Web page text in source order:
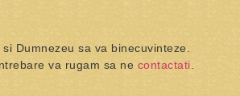
Dumnezeu sa va binecuvinteze.
va rugam sa ne contactati